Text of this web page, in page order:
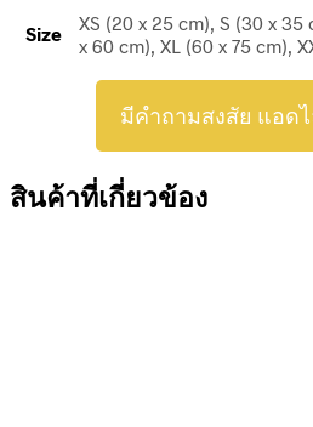
Size
XS (20 x 25 cm), S (30 x
x 60 cm), XL (60 x 75 cm),
มีคำถามสงสัย แอด
สินค้าที่เกี่ยวข้อง